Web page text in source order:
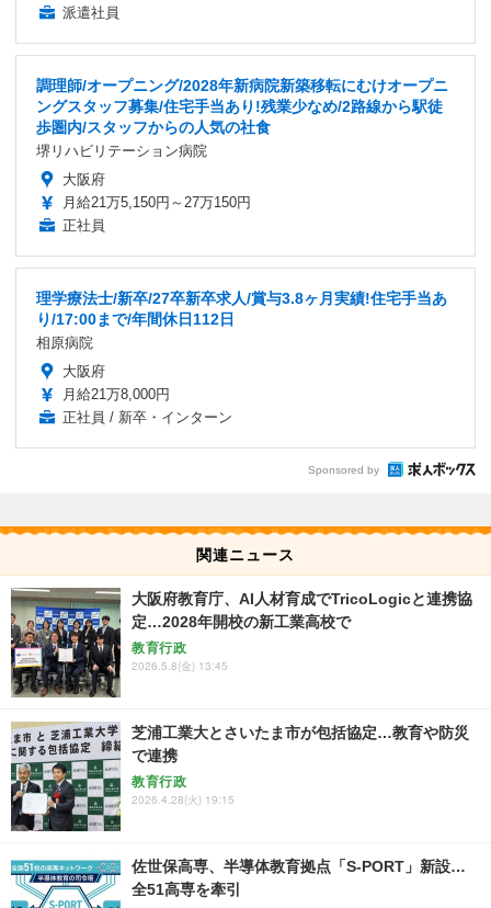
派遣社員
調理師/オープニング/2028年新病院新築移転にむけオープニ
ングスタッフ募集/住宅手当あり!残業少なめ/2路線から駅徒
歩圏内/スタッフからの人気の社食
堺リハビリテーション病院
大阪府
月給21万5,150円～27万150円
正社員
理学療法士/新卒/27卒新卒求人/賞与3.8ヶ月実績!住宅手当あ
り/17:00まで/年間休日112日
相原病院
大阪府
月給21万8,000円
正社員 / 新卒・インターン
Sponsored by
関連ニュース
大阪府教育庁、AI人材育成でTricoLogicと連携協
定…2028年開校の新工業高校で
教育行政
2026.5.8(金) 13:45
芝浦工業大とさいたま市が包括協定…教育や防災
で連携
教育行政
2026.4.28(火) 19:15
佐世保高専、半導体教育拠点「S-PORT」新設…
全51高専を牽引